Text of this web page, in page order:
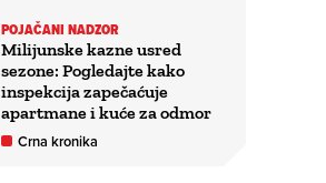
POJAČANI NADZOR
Milijunske kazne usred
sezone: Pogledajte kako
inspekcija zapečaćuje
apartmane i kuće za odmor
Crna kronika